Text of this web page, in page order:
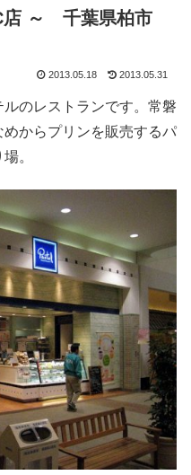
～ 千葉県柏市
2013.05.18 2013.05.31
のレストランです。常磐
からプリンを販売するパ
。